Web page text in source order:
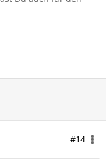
#14